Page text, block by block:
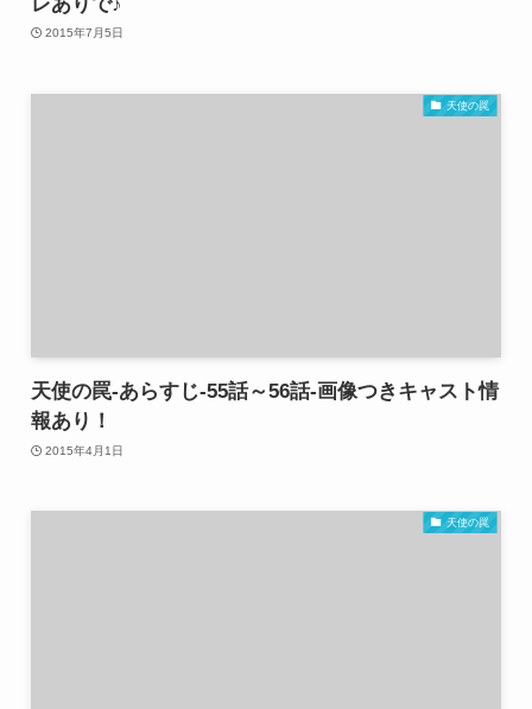
2015年7月5日
天使の罠
天使の罠-あらすじ-55話～56話-画像つきキャスト情
報あり！
2015年4月1日
天使の罠